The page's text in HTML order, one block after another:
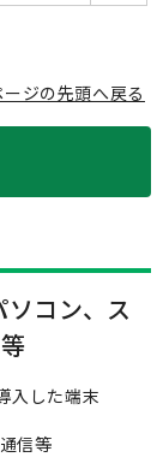
ージの先頭へ戻る
コン、ス
入した端末
信等